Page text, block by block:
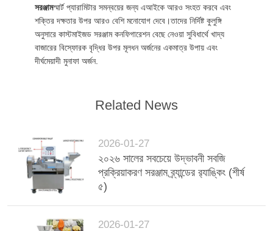
সরঞ্জামস্মার্ট প্যারামিটার সমন্বয়ের জন্য এআইকে আরও সংহত করবে এবং
শক্তির দক্ষতার উপর আরও বেশি মনোযোগ দেবে।তাদের নির্দিষ্ট কুলুঙ্গি
অনুসারে কাস্টমাইজড সরঞ্জাম কনফিগারেশন বেছে নেওয়া সুবিধার্থে খাদ্য
বাজারের বিস্ফোরক বৃদ্ধির উপর মূলধন অর্জনের একমাত্র উপায় এবং
দীর্ঘমেয়াদী মুনাফা অর্জন.
Related News
2026-01-27
২০২৬ সালের সবচেয়ে উদ্ভাবনী সবজি
প্রক্রিয়াকরণ সরঞ্জাম ব্র্যান্ডের র‍্যাঙ্কিং (শীর্ষ
৫)
2026-01-27